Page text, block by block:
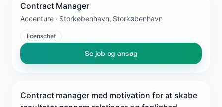
Contract Manager
Accenture · Storkøbenhavn, Storkøbenhavn
licenschef
Se job og ansøg
Contract manager med motivation for at skabe